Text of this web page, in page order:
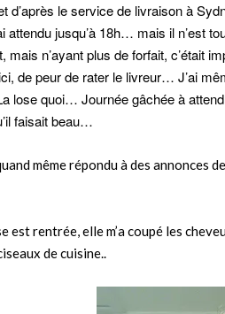
d’après le service de livraison à
attendu jusqu’à 18h… mais il n’est
mais n’ayant plus de forfait, c’était
de peur de rater le livreur… J’ai
lose quoi… Journée gâchée à
faisait beau…
même répondu à des annonces
est rentrée, elle m’a coupé les
de cuisine..